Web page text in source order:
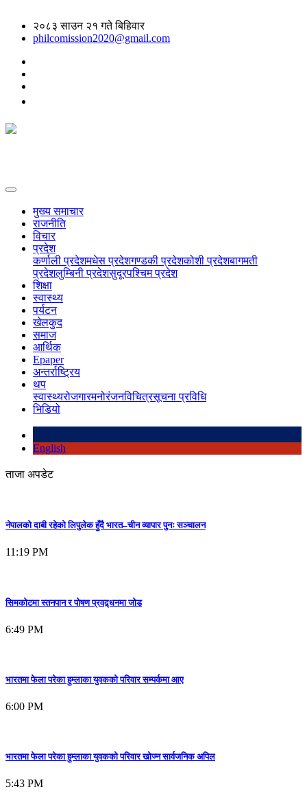
२०८३ साउन २१ गते बिहिवार
philcomission2020@gmail.com
मुख्य समाचार
राजनीति
विचार
प्रदेश
कर्णाली प्रदेशमधेस प्रदेशगण्डकी प्रदेशकोशी प्रदेशबागमती
प्रदेशलुम्बिनी प्रदेशसुदूरपश्चिम प्रदेश
शिक्षा
स्वास्थ्य
पर्यटन
खेलकुद
समाज
आर्थिक
Epaper
अन्तर्राष्ट्रिय
थप
स्वास्थ्यरोजगारमनोरंजनविचित्रसूचना प्रविधि
भिडियो
English
ताजा अपडेट
नेपालको दाबी रहेको लिपुलेक हुँदै भारत–चीन व्यापार पुनः सञ्चालन
11:19 PM
सिमकोटमा स्तनपान र पोषण प्रवद्र्धनमा जोड
6:49 PM
भारतमा फेला परेका हुम्लाका युवकको परिवार सम्पर्कमा आए
6:00 PM
भारतमा फेला परेका हुम्लाका युवकको परिवार खोज्न सार्वजनिक अपिल
5:43 PM